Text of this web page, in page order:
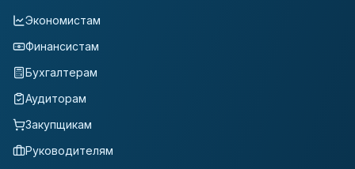
Экономистам
Финансистам
Бухгалтерам
Аудиторам
Закупщикам
Руководителям